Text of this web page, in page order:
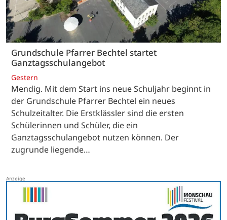
Grundschule Pfarrer Bechtel startet
Ganztagsschulangebot
Gestern
Mendig. Mit dem Start ins neue Schuljahr beginnt in
der Grundschule Pfarrer Bechtel ein neues
Schulzeitalter. Die Erstklässler sind die ersten
Schülerinnen und Schüler, die ein
Ganztagsschulangebot nutzen können. Der
zugrunde liegende…